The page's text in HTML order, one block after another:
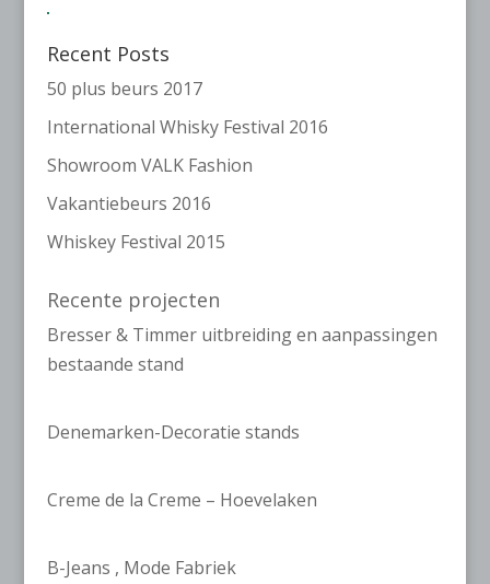
Recent Posts
50 plus beurs 2017
International Whisky Festival 2016
Showroom VALK Fashion
Vakantiebeurs 2016
Whiskey Festival 2015
Recente projecten
Bresser & Timmer uitbreiding en aanpassingen
bestaande stand
Denemarken-Decoratie stands
Creme de la Creme – Hoevelaken
B-Jeans , Mode Fabriek